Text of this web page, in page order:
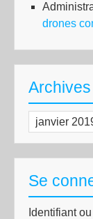
drones
Archives
Archives
Se
Identifiant